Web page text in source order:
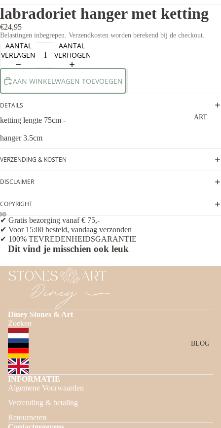
ART
BLOG
labradoriet hanger met ketting
€24,95
Belastingen inbegrepen. Verzendkosten worden berekend bij de checkout.
AANTAL
VERLAGEN
AANTAL
VERHOGEN
AAN WINKELWAGEN TOEVOEGEN
DETAILS
ketting lengte 75cm -
hanger 3.5cm
VERZENDING & KOSTEN
DISCLAIMER
COPYRIGHT
✔ Gratis bezorging vanaf € 75,-
✔ Voor 15:00 besteld, vandaag verzonden
✔ 100% TEVREDENHEIDSGARANTIE
Dit vind je misschien ook leuk
Diney Stones & Art
Zoeken
INFORMATIE
Algemene Voorwaarden
Verzending & betaling
Retourneren
Privacybeleid
Terugbetalingsbeleid